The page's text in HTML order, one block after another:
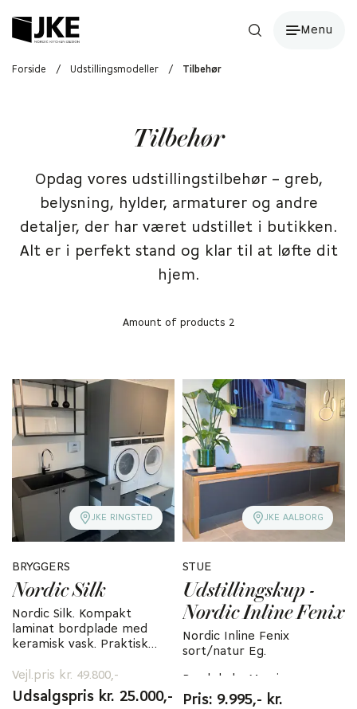
Menu
Forside / Udstillingsmodeller / Tilbehør
Tilbehør
Opdag vores udstillingstilbehør – greb,
belysning, hylder, armaturer og andre
detaljer, der har været udstillet i butikken.
Alt er i perfekt stand og klar til at løfte dit
hjem.
Amount of products 2
JKE RINGSTED
BRYGGERS
Nordic Silk
Nordic Silk. Kompakt
laminat bordplade med
keramisk vask. Praktisk
vaske/tør i fornuftig
betjeningshøjde.
ex. hvidevarer og armatur.
Vejl.pris kr. 49.800,-
Udsalgspris kr. 25.000,-
JKE AALBORG
STUE
Udstillingskup -
Nordic Inline Fenix
Nordic Inline Fenix
sort/natur Eg.
Bordplade: Massiv
fingertappet eg
Pris: 9.995,- kr.